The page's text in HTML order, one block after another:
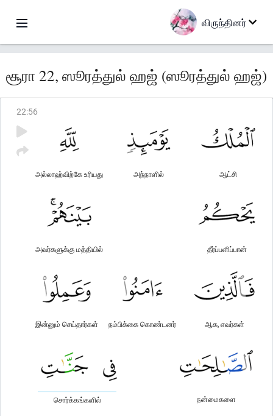
விருந்தினர்
சூரா 22, ஸூரத்துல் ஹஜ் (ஸூரத்துல் ஹஜ்)
22:56
ஆட்சி
அந்நாளில்
அல்லாஹ்விற்கே உரியது
தீர்ப்பளிப்பான்
அவர்களுக்கு மத்தியில்
ஆக, எவர்கள்
நம்பிக்கை கொண்டனர்
இன்னும் செய்தார்கள்
நன்மைகளை
சொர்க்கங்களில்